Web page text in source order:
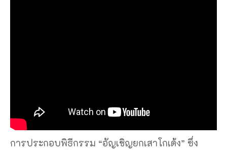
การประกอบพิธีกรรม “อัญเชิญยกเสาโกเต้ง” ซึ่ง